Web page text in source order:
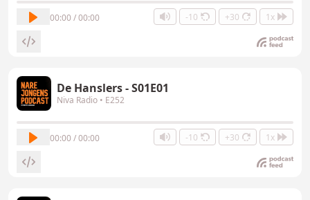
00:00 / 00:00 -10 +30 1x
De Hanslers - S01E01
Niva Radio • E252
00:00 / 00:00 -10 +30 1x